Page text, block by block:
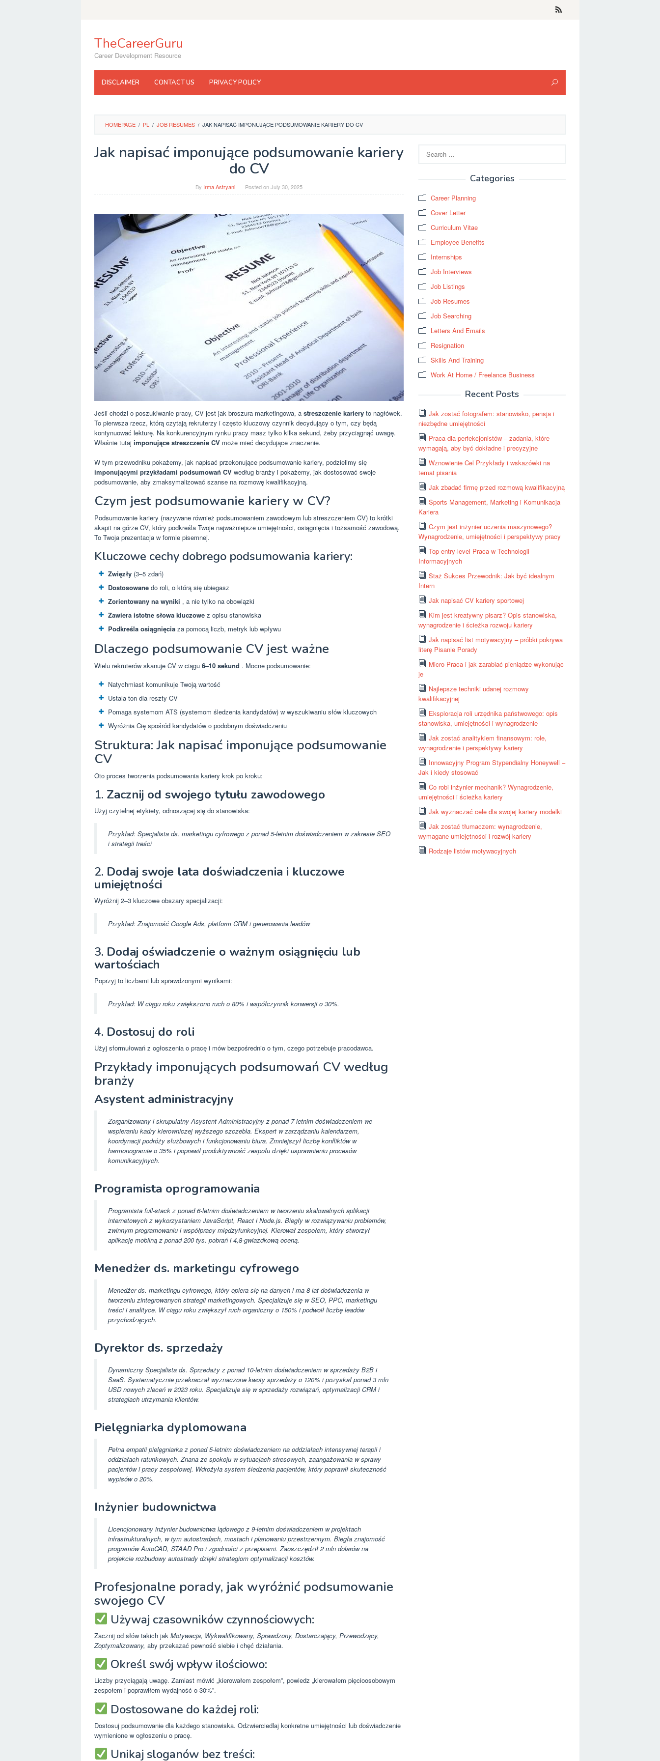
TheCareerGuru
Career Development Resource
DISCLAIMER CONTACT US PRIVACY POLICY
HOMEPAGE / PL / JOB RESUMES / JAK NAPISAĆ IMPONUJĄCE PODSUMOWANIE KARIERY DO CV
Jak napisać imponujące podsumowanie kariery
do CV
By Irma Astryani Posted onJuly 30, 2025
Jeśli chodzi o poszukiwanie pracy, CV jest jak broszura marketingowa, a streszczenie kariery to nagłówek.
To pierwsza rzecz, którą czytają rekruterzy i często kluczowy czynnik decydujący o tym, czy będą
kontynuować lekturę. Na konkurencyjnym rynku pracy masz tylko kilka sekund, żeby przyciągnąć uwagę.
Właśnie tutaj imponujące streszczenie CV może mieć decydujące znaczenie.
W tym przewodniku pokażemy, jak napisać przekonujące podsumowanie kariery, podzielimy się
imponującymi przykładami podsumowań CV według branży i pokażemy, jak dostosować swoje
podsumowanie, aby zmaksymalizować szanse na rozmowę kwalifikacyjną.
Czym jest podsumowanie kariery w CV?
Podsumowanie kariery (nazywane również podsumowaniem zawodowym lub streszczeniem CV) to krótki
akapit na górze CV, który podkreśla Twoje najważniejsze umiejętności, osiągnięcia i tożsamość zawodową.
To Twoja prezentacja w formie pisemnej.
Kluczowe cechy dobrego podsumowania kariery:
Zwięzły (3–5 zdań)
Dostosowane do roli, o którą się ubiegasz
Zorientowany na wyniki , a nie tylko na obowiązki
Zawiera istotne słowa kluczowe z opisu stanowiska
Podkreśla osiągnięcia za pomocą liczb, metryk lub wpływu
Dlaczego podsumowanie CV jest ważne
Wielu rekruterów skanuje CV w ciągu 6–10 sekund . Mocne podsumowanie:
Natychmiast komunikuje Twoją wartość
Ustala ton dla reszty CV
Pomaga systemom ATS (systemom śledzenia kandydatów) w wyszukiwaniu słów kluczowych
Wyróżnia Cię spośród kandydatów o podobnym doświadczeniu
Struktura: Jak napisać imponujące podsumowanie
CV
Oto proces tworzenia podsumowania kariery krok po kroku:
1. Zacznij od swojego tytułu zawodowego
Użyj czytelnej etykiety, odnoszącej się do stanowiska:
Przykład: Specjalista ds. marketingu cyfrowego z ponad 5-letnim doświadczeniem w zakresie SEO
i strategii treści
2. Dodaj swoje lata doświadczenia i kluczowe
umiejętności
Wyróżnij 2–3 kluczowe obszary specjalizacji:
Przykład: Znajomość Google Ads, platform CRM i generowania leadów
3. Dodaj oświadczenie o ważnym osiągnięciu lub
wartościach
Poprzyj to liczbami lub sprawdzonymi wynikami:
Przykład: W ciągu roku zwiększono ruch o 80% i współczynnik konwersji o 30%.
4. Dostosuj do roli
Użyj sformułowań z ogłoszenia o pracę i mów bezpośrednio o tym, czego potrzebuje pracodawca.
Przykłady imponujących podsumowań CV według
branży
Asystent administracyjny
Zorganizowany i skrupulatny Asystent Administracyjny z ponad 7-letnim doświadczeniem we
wspieraniu kadry kierowniczej wyższego szczebla. Ekspert w zarządzaniu kalendarzem,
koordynacji podróży służbowych i funkcjonowaniu biura. Zmniejszył liczbę konfliktów w
harmonogramie o 35% i poprawił produktywność zespołu dzięki usprawnieniu procesów
komunikacyjnych.
Programista oprogramowania
Programista full-stack z ponad 6-letnim doświadczeniem w tworzeniu skalowalnych aplikacji
internetowych z wykorzystaniem JavaScript, React i Node.js. Biegły w rozwiązywaniu problemów,
zwinnym programowaniu i współpracy międzyfunkcyjnej. Kierował zespołem, który stworzył
aplikację mobilną z ponad 200 tys. pobrań i 4,8-gwiazdkową oceną.
Menedżer ds. marketingu cyfrowego
Menedżer ds. marketingu cyfrowego, który opiera się na danych i ma 8 lat doświadczenia w
tworzeniu zintegrowanych strategii marketingowych. Specjalizuje się w SEO, PPC, marketingu
treści i analityce. W ciągu roku zwiększył ruch organiczny o 150% i podwoił liczbę leadów
przychodzących.
Dyrektor ds. sprzedaży
Dynamiczny Specjalista ds. Sprzedaży z ponad 10-letnim doświadczeniem w sprzedaży B2B i
SaaS. Systematycznie przekraczał wyznaczone kwoty sprzedaży o 120% i pozyskał ponad 3 mln
USD nowych zleceń w 2023 roku. Specjalizuje się w sprzedaży rozwiązań, optymalizacji CRM i
strategiach utrzymania klientów.
Pielęgniarka dyplomowana
Pełna empatii pielęgniarka z ponad 5-letnim doświadczeniem na oddziałach intensywnej terapii i
oddziałach ratunkowych. Znana ze spokoju w sytuacjach stresowych, zaangażowania w sprawy
pacjentów i pracy zespołowej. Wdrożyła system śledzenia pacjentów, który poprawił skuteczność
wypisów o 20%.
Inżynier budownictwa
Licencjonowany inżynier budownictwa lądowego z 9-letnim doświadczeniem w projektach
infrastrukturalnych, w tym autostradach, mostach i planowaniu przestrzennym. Biegła znajomość
programów AutoCAD, STAAD Pro i zgodności z przepisami. Zaoszczędził 2 mln dolarów na
projekcie rozbudowy autostrady dzięki strategiom optymalizacji kosztów.
Profesjonalne porady, jak wyróżnić podsumowanie
swojego CV
Używaj czasowników czynnościowych:
Zacznij od słów takich jak Motywacja, Wykwalifikowany, Sprawdzony, Dostarczający, Przewodzący,
Zoptymalizowany, aby przekazać pewność siebie i chęć działania.
Określ swój wpływ ilościowo:
Liczby przyciągają uwagę. Zamiast mówić „kierowałem zespołem”, powiedz „kierowałem pięcioosobowym
zespołem i poprawiłem wydajność o 30%”.
Dostosowane do każdej roli:
Dostosuj podsumowanie dla każdego stanowiska. Odzwierciedlaj konkretne umiejętności lub doświadczenie
wymienione w ogłoszeniu o pracę.
Unikaj sloganów bez treści:
for:
Categories
Career Planning
Cover Letter
Curriculum Vitae
Employee Benefits
Internships
Job Interviews
Job Listings
Job Resumes
Job Searching
Letters And Emails
Resignation
Skills And Training
Work At Home / Freelance Business
Recent Posts
Jak zostać fotografem: stanowisko, pensja i
niezbędne umiejętności
Praca dla perfekcjonistów – zadania, które
wymagają, aby być dokładne i precyzyjne
Wznowienie Cel Przykłady i wskazówki na
temat pisania
Jak zbadać firmę przed rozmową kwalifikacyjną
Sports Management, Marketing i Komunikacja
Kariera
Czym jest inżynier uczenia maszynowego?
Wynagrodzenie, umiejętności i perspektywy pracy
Top entry-level Praca w Technologii
Informacyjnych
Staż Sukces Przewodnik: Jak być idealnym
Intern
Jak napisać CV kariery sportowej
Kim jest kreatywny pisarz? Opis stanowiska,
wynagrodzenie i ścieżka rozwoju kariery
Jak napisać list motywacyjny – próbki pokrywa
literę Pisanie Porady
Micro Praca i jak zarabiać pieniądze wykonując
je
Najlepsze techniki udanej rozmowy
kwalifikacyjnej
Eksploracja roli urzędnika państwowego: opis
stanowiska, umiejętności i wynagrodzenie
Jak zostać analitykiem finansowym: role,
wynagrodzenie i perspektywy kariery
Innowacyjny Program Stypendialny Honeywell –
Jak i kiedy stosować
Co robi inżynier mechanik? Wynagrodzenie,
umiejętności i ścieżka kariery
Jak wyznaczać cele dla swojej kariery modelki
Jak zostać tłumaczem: wynagrodzenie,
wymagane umiejętności i rozwój kariery
Rodzaje listów motywacyjnych